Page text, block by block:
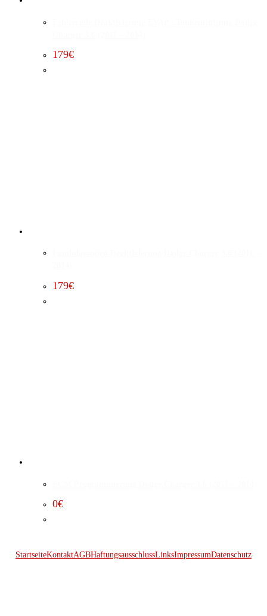
179€
179€
0€
StartseiteKontaktAGBHaftungsausschlussLinksImpressumDatenschutz